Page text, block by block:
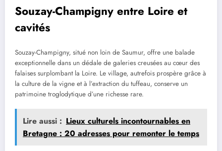
Souzay-Champigny entre Loire et
cavités
Souzay-Champigny, situé non loin de Saumur, offre une balade
exceptionnelle dans un dédale de galeries creusées au cœur des
falaises surplombant la Loire. Le village, autrefois prospère grâce à
la culture de la vigne et à l’extraction du tuffeau, conserve un
patrimoine troglodytique d’une richesse rare.
Lire aussi : Lieux culturels incontournables en
Bretagne : 20 adresses pour remonter le temps